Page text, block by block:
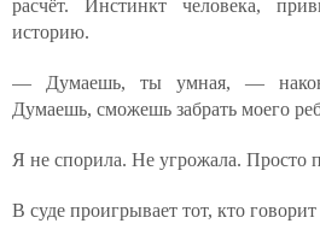
расчёт. Инстинкт человека,
историю.
— Думаешь, ты умная, —
Думаешь, сможешь забрать моего
Я не спорила. Не угрожала. Просто
В суде проигрывает тот, кто